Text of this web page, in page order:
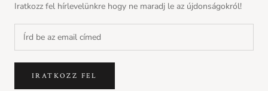
Iratkozz fel hírlevelünkre hogy ne maradj le az újdonságokról!
IRATKOZZ FEL